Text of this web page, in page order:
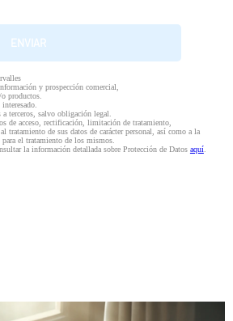
y prospección comercial,
productos.
a terceros, salvo obligación legal.
de acceso, rectificación, limitación de tratamiento,
tratamiento de sus datos de carácter personal, así como a la
el tratamiento de los mismos.
la información detallada sobre Protección de Datos aquí.